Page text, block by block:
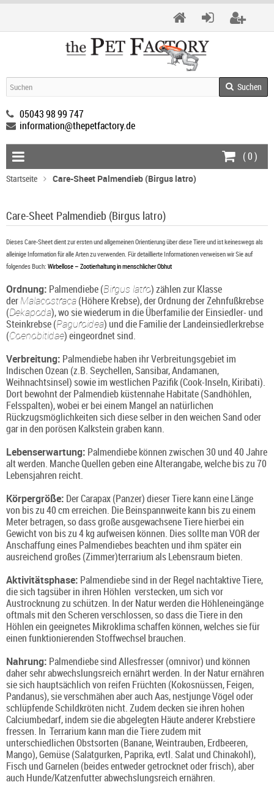
Suchen
05043 98 99 747
information@thepetfactory.de
(0)
Startseite Care-Sheet Palmendieb (Birgus latro)
Care-Sheet Palmendieb (Birgus latro)
Dieses Care-Sheet dient zur ersten und allgemeinen Orientierung über diese Tiere und ist keineswegs als
alleinige Information für alle Arten zu verwenden. Für detaillierte Informationen verweisen wir Sie auf
folgendes Buch: Wirbellose – Zootierhaltung in menschlicher Obhut
Ordnung: Palmendiebe (Birgus latro) zählen zur Klasse
derMalacostraca(Höhere Krebse), der Ordnung der Zehnfußkrebse
(Dekapoda), wo sie wiederum in die Überfamilie der Einsiedler- und
Steinkrebse (Paguroidea) und die Familie der Landeinsiedlerkrebse
(Coenobitidae) eingeordnet sind.
Verbreitung: Palmendiebe haben ihr Verbreitungsgebiet im
Indischen Ozean (z.B. Seychellen, Sansibar, Andamanen,
Weihnachtsinsel) sowie im westlichen Pazifik (Cook-Inseln, Kiribati).
Dort bewohnt der Palmendieb küstennahe Habitate (Sandhöhlen,
Felsspalten), wobei er bei einem Mangel an natürlichen
Rückzugsmöglichkeiten sich diese selber in den weichen Sand oder
gar in den porösen Kalkstein graben kann.
Lebenserwartung: Palmendiebe können zwischen 30 und 40 Jahre
alt werden. Manche Quellen geben eine Alterangabe, welche bis zu 70
Lebensjahren reicht.
Körpergröße: Der Carapax (Panzer) dieser Tiere kann eine Länge
von bis zu 40 cm erreichen. Die Beinspannweite kann bis zu einem
Meter betragen, so dass große ausgewachsene Tiere hierbei ein
Gewicht von bis zu 4 kg aufweisen können. Dies sollte man VOR der
Anschaffung eines Palmendiebes beachten und ihm später ein
ausreichend großes (Zimmer)terrarium als Lebensraum bieten.
Aktivitätsphase: Palmendiebe sind in der Regel nachtaktive Tiere,
die sich tagsüber in ihren Höhlen verstecken, um sich vor
Austrocknung zu schützen. In der Natur werden die Höhleneingänge
oftmals mit den Scheren verschlossen, so dass die Tiere in den
Höhlen ein geeignetes Mikroklima schaffen können, welches sie für
einen funktionierenden Stoffwechsel brauchen.
Nahrung: Palmendiebe sind Allesfresser (omnivor) und können
daher sehr abwechslungsreich ernährt werden. In der Natur ernähren
sie sich hauptsächlich von reifen Früchten (Kokosnüssen, Feigen,
Pandanus), sie verschmähen aber auch Aas, nestjunge Vögel oder
schlüpfende Schildkröten nicht. Zudem decken sie ihren hohen
Calciumbedarf, indem sie die abgelegten Häute anderer Krebstiere
fressen. In Terrarium kann man die Tiere zudem mit
unterschiedlichen Obstsorten (Banane, Weintrauben, Erdbeeren,
Mango), Gemüse (Salatgurken, Paprika, evtl. Salat und Chinakohl),
Fisch und Garnelen (beides entweder getrocknet oder frisch), aber
auch Hunde/Katzenfutter abwechslungsreich ernähren.